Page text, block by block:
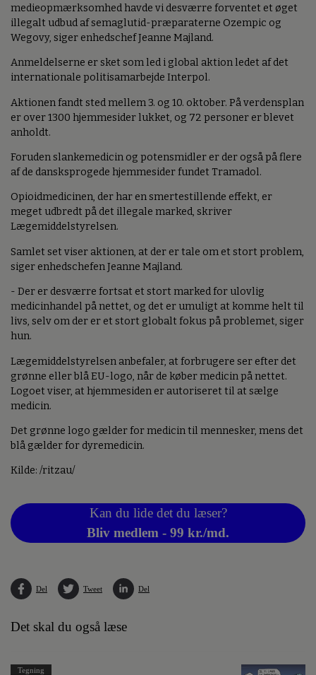
medieopmærksomhed havde vi desværre forventet et øget
illegalt udbud af semaglutid-præparaterne Ozempic og
Wegovy, siger enhedschef Jeanne Majland.
Anmeldelserne er sket som led i global aktion ledet af det
internationale politisamarbejde Interpol.
Aktionen fandt sted mellem 3. og 10. oktober. På verdensplan
er over 1300 hjemmesider lukket, og 72 personer er blevet
anholdt.
Foruden slankemedicin og potensmidler er der også på flere
af de dansksprogede hjemmesider fundet Tramadol.
Opioidmedicinen, der har en smertestillende effekt, er
meget udbredt på det illegale marked, skriver
Lægemiddelstyrelsen.
Samlet set viser aktionen, at der er tale om et stort problem,
siger enhedschefen Jeanne Majland.
- Der er desværre fortsat et stort marked for ulovlig
medicinhandel på nettet, og det er umuligt at komme helt til
livs, selv om der er et stort globalt fokus på problemet, siger
hun.
Lægemiddelstyrelsen anbefaler, at forbrugere ser efter det
grønne eller blå EU-logo, når de køber medicin på nettet.
Logoet viser, at hjemmesiden er autoriseret til at sælge
medicin.
Det grønne logo gælder for medicin til mennesker, mens det
blå gælder for dyremedicin.
Kilde: /ritzau/
Kan du lide det du læser?
Bliv medlem - 99 kr./md.
Del Tweet Del
Det skal du også læse
Tegning